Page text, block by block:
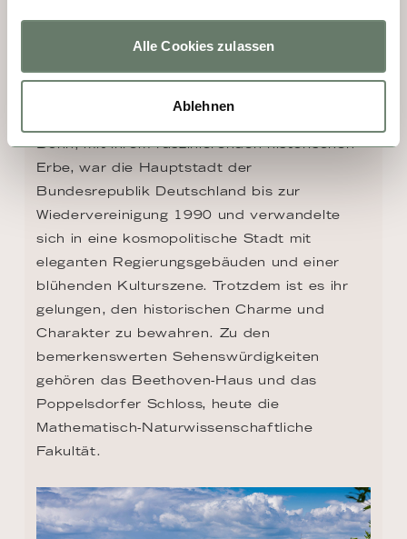
Alle Cookies zulassen
Ablehnen
TAG 3 - BONN
Bonn, mit ihrem faszinierenden historischen
Erbe, war die Hauptstadt der
Bundesrepublik Deutschland bis zur
Wiedervereinigung 1990 und verwandelte
sich in eine kosmopolitische Stadt mit
eleganten Regierungsgebäuden und einer
blühenden Kulturszene. Trotzdem ist es ihr
gelungen, den historischen Charme und
Charakter zu bewahren. Zu den
bemerkenswerten Sehenswürdigkeiten
gehören das Beethoven-Haus und das
Poppelsdorfer Schloss, heute die
Mathematisch-Naturwissenschaftliche
Fakultät.